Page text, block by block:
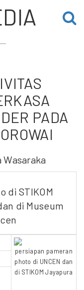
PADA
di STIKOM
di Museum
persiapan pameran
photo di UNCEN dan
di STIKOM Jayapura